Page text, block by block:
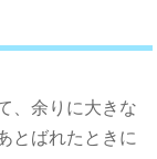
、余りに大きな
とばれたときに